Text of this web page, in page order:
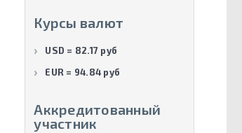
Курсы валют
USD = 82.17 руб
EUR = 94.84 руб
Аккредитованный
участник